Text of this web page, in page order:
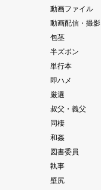
動画ファイル
動画配信・撮影
包茎
半ズボン
単行本
即ハメ
厳選
叔父・義父
同棲
和姦
図書委員
執事
壁尻